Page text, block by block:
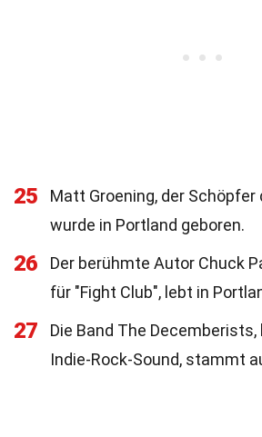
25
Matt Groening, der Schöpfer
wurde in Portland geboren.
26
Der berühmte Autor Chuck
für "Fight Club", lebt in
27
Die Band The
Indie-Rock-Sound, stammt